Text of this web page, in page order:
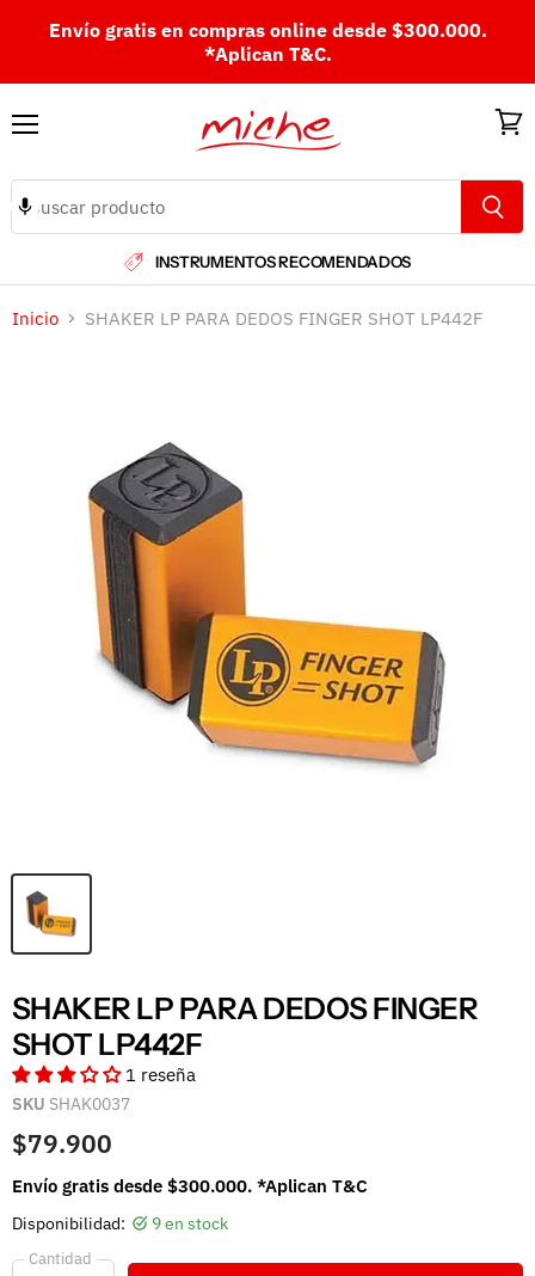
Envío gratis en compras online desde $300.000.
*Aplican T&C.
INSTRUMENTOS RECOMENDADOS
Inicio SHAKER LP PARA DEDOS FINGER SHOT LP442F
SHAKER LP PARA DEDOS FINGER
SHOT LP442F
1 reseña
SKU SHAK0037
$79.900
Envío gratis desde $300.000. *Aplican T&C
Disponibilidad: 9 en stock
Cantidad